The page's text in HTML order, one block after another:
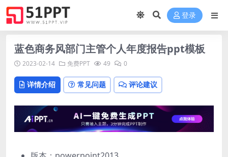
登录
蓝色商务风部门主管个人年度报告ppt模板
2023-02-14 免费PPT 49 0
详情介绍 常见问题 评论建议